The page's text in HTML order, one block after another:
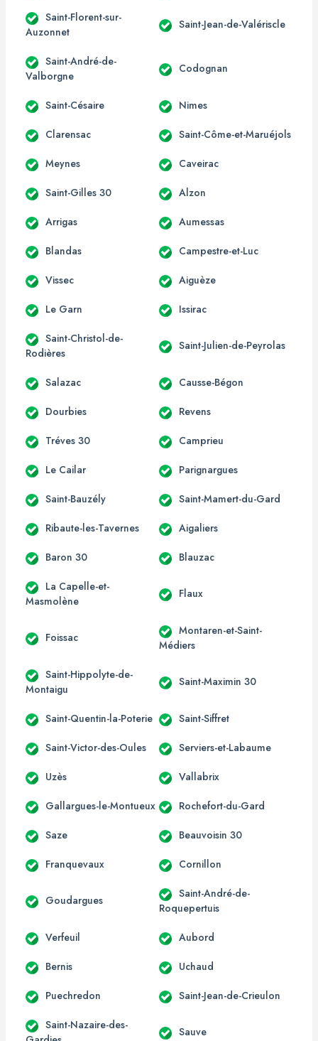
Saint-Florent-sur-
Auzonnet
Saint-Jean-de-Valériscle
Saint-André-de-
Valborgne
Codognan
Saint-Césaire Nimes
Clarensac Saint-Côme-et-Maruéjols
Meynes Caveirac
Saint-Gilles 30 Alzon
Arrigas Aumessas
Blandas Campestre-et-Luc
Vissec Aiguèze
Le Garn Issirac
Saint-Christol-de-
Rodières
Saint-Julien-de-Peyrolas
Salazac Causse-Bégon
Dourbies Revens
Tréves 30 Camprieu
Le Cailar Parignargues
Saint-Bauzély Saint-Mamert-du-Gard
Ribaute-les-Tavernes Aigaliers
Baron 30 Blauzac
La Capelle-et-
Masmolène
Flaux
Foissac
Montaren-et-Saint-
Médiers
Saint-Hippolyte-de-
Montaigu
Saint-Maximin 30
Saint-Quentin-la-Poterie Saint-Siffret
Saint-Victor-des-Oules Serviers-et-Labaume
Uzès Vallabrix
Gallargues-le-Montueux Rochefort-du-Gard
Saze Beauvoisin 30
Franquevaux Cornillon
Goudargues
Saint-André-de-
Roquepertuis
Verfeuil Aubord
Bernis Uchaud
Puechredon Saint-Jean-de-Crieulon
Saint-Nazaire-des-
Sauve